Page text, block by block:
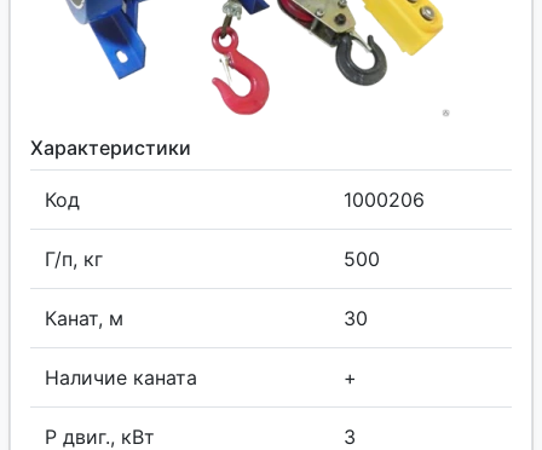
Характеристики
Код 1000206
Г/п, кг 500
Канат, м 30
Наличие каната +
P двиг., кВт 3